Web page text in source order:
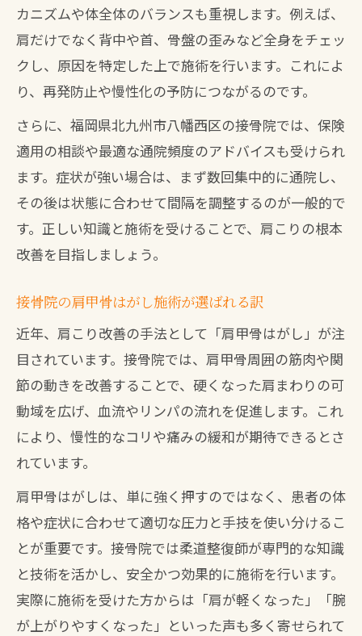
カニズムや体全体のバランスも重視します。例えば、
肩だけでなく背中や首、骨盤の歪みなど全身をチェッ
クし、原因を特定した上で施術を行います。これによ
り、再発防止や慢性化の予防につながるのです。
さらに、福岡県北九州市八幡西区の接骨院では、保険
適用の相談や最適な通院頻度のアドバイスも受けられ
ます。症状が強い場合は、まず数回集中的に通院し、
その後は状態に合わせて間隔を調整するのが一般的で
す。正しい知識と施術を受けることで、肩こりの根本
改善を目指しましょう。
接骨院の肩甲骨はがし施術が選ばれる訳
近年、肩こり改善の手法として「肩甲骨はがし」が注
目されています。接骨院では、肩甲骨周囲の筋肉や関
節の動きを改善することで、硬くなった肩まわりの可
動域を広げ、血流やリンパの流れを促進します。これ
により、慢性的なコリや痛みの緩和が期待できるとさ
れています。
肩甲骨はがしは、単に強く押すのではなく、患者の体
格や症状に合わせて適切な圧力と手技を使い分けるこ
とが重要です。接骨院では柔道整復師が専門的な知識
と技術を活かし、安全かつ効果的に施術を行います。
実際に施術を受けた方からは「肩が軽くなった」「腕
が上がりやすくなった」といった声も多く寄せられて